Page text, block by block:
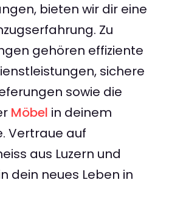
bieten wir dir eine
Zu
gehören effiziente
sichere
sowie die
Möbel in deinem
Vertraue auf
aus Luzern und
dein neues Leben in